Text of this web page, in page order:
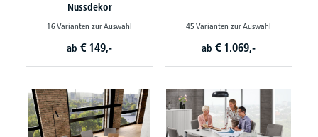
Nussdekor
16 Varianten zur Auswahl
ab € 149,-
45 Varianten zur Auswahl
ab € 1.069,-